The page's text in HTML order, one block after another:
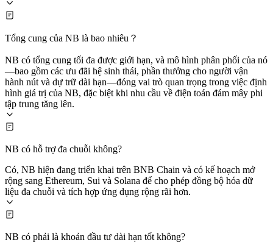
Tổng cung của NB là bao nhiêu？
NB có tổng cung tối đa được giới hạn, và mô hình phân phối của nó
—bao gồm các ưu đãi hệ sinh thái, phần thưởng cho người vận
hành nút và dự trữ dài hạn—đóng vai trò quan trọng trong việc định
hình giá trị của NB, đặc biệt khi nhu cầu về điện toán đám mây phi
tập trung tăng lên.
NB có hỗ trợ đa chuỗi không?
Có, NB hiện đang triển khai trên BNB Chain và có kế hoạch mở
rộng sang Ethereum, Sui và Solana để cho phép đồng bộ hóa dữ
liệu đa chuỗi và tích hợp ứng dụng rộng rãi hơn.
NB có phải là khoản đầu tư dài hạn tốt không?